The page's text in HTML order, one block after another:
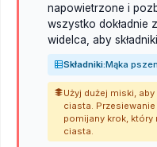
napowietrzone i
wszystko dokładnie
widelca, aby
Składniki:Mąka
Użyj dużej miski,
ciasta.
pomijany krok, który
ciasta.